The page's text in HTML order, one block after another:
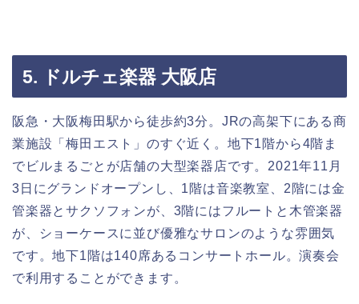
5. ドルチェ楽器 大阪店
阪急・大阪梅田駅から徒歩約3分。JRの高架下にある商
業施設「梅田エスト」のすぐ近く。地下1階から4階ま
でビルまるごとが店舗の大型楽器店です。2021年11月
3日にグランドオープンし、1階は音楽教室、2階には金
管楽器とサクソフォンが、3階にはフルートと木管楽器
が、ショーケースに並び優雅なサロンのような雰囲気
です。地下1階は140席あるコンサートホール。演奏会
で利用することができます。